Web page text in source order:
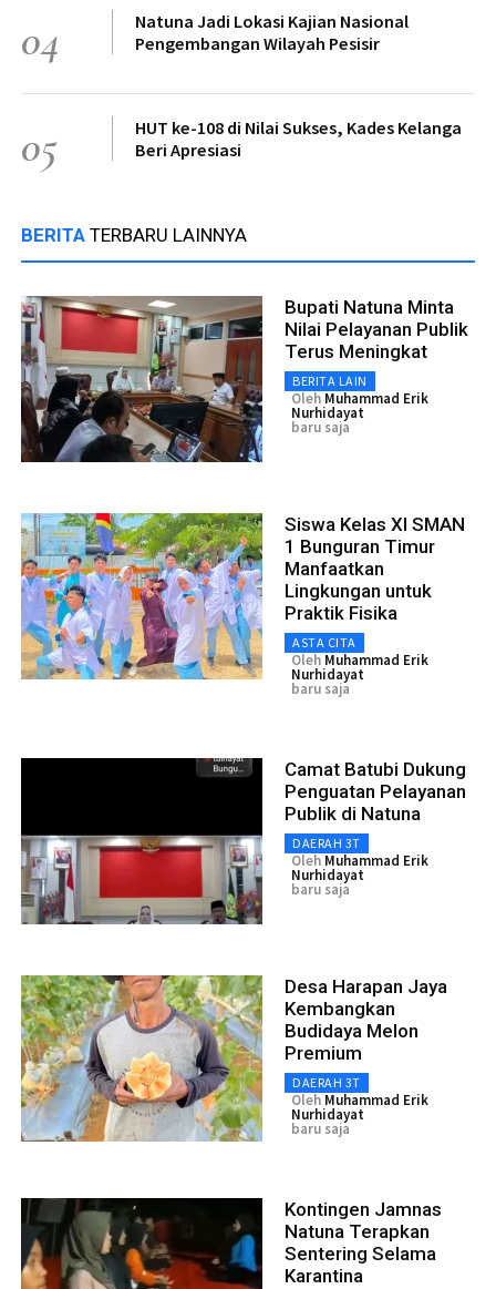
04
Natuna Jadi Lokasi Kajian Nasional
Pengembangan Wilayah Pesisir
05
HUT ke-108 di Nilai Sukses, Kades Kelanga
Beri Apresiasi
BERITA TERBARU LAINNYA
Bupati Natuna Minta
Nilai Pelayanan Publik
Terus Meningkat
BERITA LAIN
Oleh Muhammad Erik
Nurhidayat
baru saja
Siswa Kelas XI SMAN
1 Bunguran Timur
Manfaatkan
Lingkungan untuk
Praktik Fisika
ASTA CITA
Oleh Muhammad Erik
Nurhidayat
baru saja
Camat Batubi Dukung
Penguatan Pelayanan
Publik di Natuna
DAERAH 3T
Oleh Muhammad Erik
Nurhidayat
baru saja
Desa Harapan Jaya
Kembangkan
Budidaya Melon
Premium
DAERAH 3T
Oleh Muhammad Erik
Nurhidayat
baru saja
Kontingen Jamnas
Natuna Terapkan
Sentering Selama
Karantina